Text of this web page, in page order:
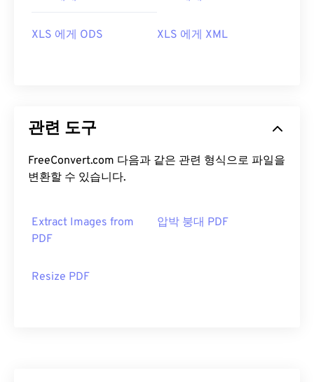
XLS 에게 ODS XLS 에게 XML
관련 도구
FreeConvert.com 다음과 같은 관련 형식으로 파일을
변환할 수 있습니다.
Extract Images from
PDF
압박 붕대 PDF
Resize PDF